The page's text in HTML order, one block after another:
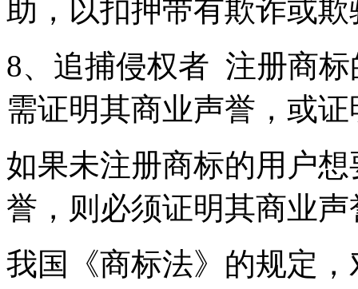
助，以扣押带有欺诈或
8、追捕侵权者 注册商
需证明其商业声誉，或
如果未注册商标的用户
誉，则必须证明其商业
我国《商标法》的规定